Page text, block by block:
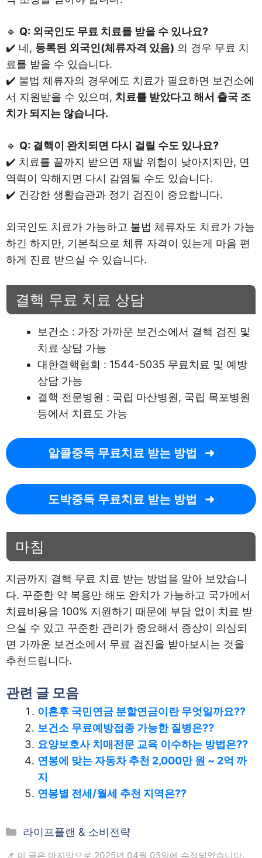
🔹 Q: 외국인도 무료 치료를 받을 수 있나요?
✔️ 네, 등록된 외국인(체류자격 있음) 의 경우 무료 치
료를 받을 수 있습니다.
✔️ 불법 체류자의 경우에도 치료가 필요하면 보건소에
서 지원받을 수 있으며, 치료를 받았다고 해서 출국 조
치가 되지는 않습니다.
🔹 Q: 결핵이 완치되면 다시 걸릴 수도 있나요?
✔️ 치료를 끝까지 받으면 재발 위험이 낮아지지만, 면
역력이 약해지면 다시 감염될 수도 있습니다.
✔️ 건강한 생활습관과 정기 검진이 중요합니다.
외국인도 치료가 가능하고 불법 체류자도 치료가 가능
하긴 하지만, 기본적으로 체류 자격이 있는게 마음 편
하게 진료 받으실 수 있습니다.
결핵 무료 치료 상담
보건소 : 가장 가까운 보건소에서 결핵 검진 및
치료 상담 가능
대한결핵협회 : 1544-5035 무료치료 및 예방
상담 가능
결핵 전문병원 : 국립 마산병원, 국립 목포병원
등에서 치료도 가능
알콜중독 무료치료 받는 방법
도박중독 무료치료 받는 방법
마침
지금까지 결핵 무료 치료 받는 방법을 알아 보았습니
다. 꾸준한 약 복용만 해도 완치가 가능하고 국가에서
치료비용을 100% 지원하기 때문에 부담 없이 치료 받
으실 수 있고 꾸준한 관리가 중요해서 증상이 의심되
면 가까운 보건소에서 무료 검진을 받아보시는 것을
추천드립니다.
관련 글 모음
이혼후 국민연금 분할연금이란 무엇일까요??
보건소 무료예방접종 가능한 질병은??
요양보호사 치매전문 교육 이수하는 방법은??
연봉에 맞는 자동차 추천 2,000만 원 ~ 2억 까
지
연봉별 전세/월세 추천 지역은??
카
라이프플랜 & 소비전략
📌 이 글은 마지막으로 2025년 04월 05일에 수정되었습니다.